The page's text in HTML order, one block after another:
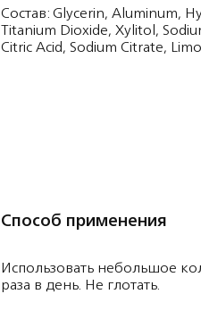
Состав: Glycerin, Aluminum,
Titanium Dioxide, Xylitol,
Citric Acid, Sodium Citrate,
Способ применения
Использовать небольшое
раза в день. Не глотать.